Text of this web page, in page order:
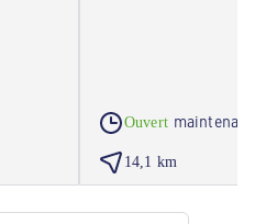
Ouvert maintenant
14,1 km